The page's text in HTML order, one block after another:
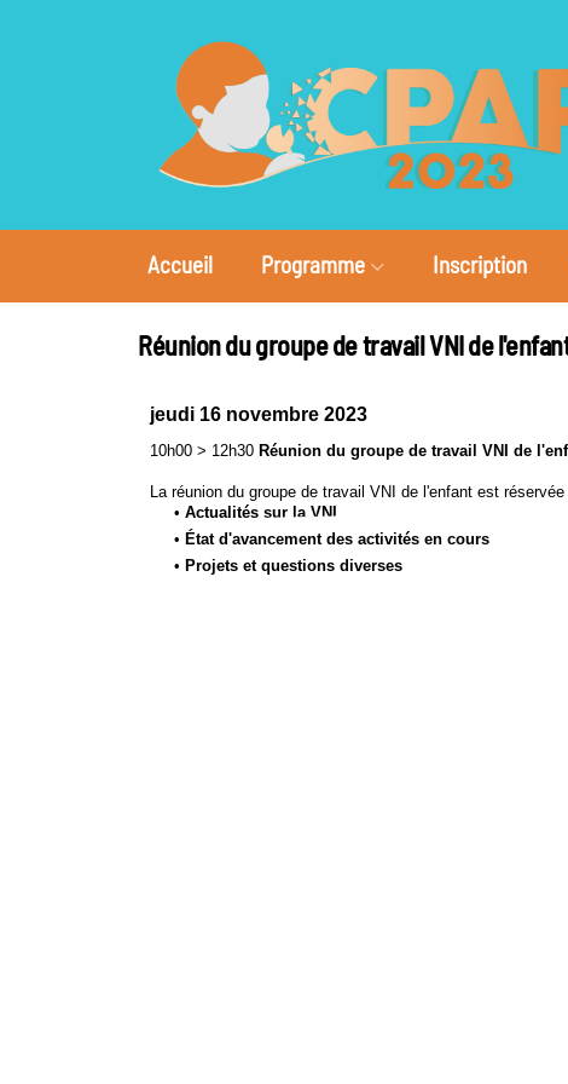
Accueil Programme Inscription
Réunion du groupe de travail VNI de
jeudi 16 novembre 2023
10h00 > 12h30 Réunion du groupe de travail VNI de
La réunion du groupe de travail VNI de l'enfant est
• Actualités sur la VNI
• État d'avancement des activités en cours
• Projets et questions diverses